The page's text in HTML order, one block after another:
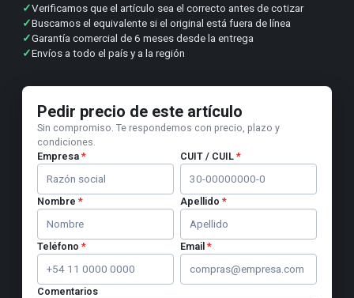
✓Verificamos que el artículo sea el correcto antes de cotizar
✓Buscamos el equivalente si el original está fuera de línea
✓Garantía comercial de 6 meses desde la entrega
✓Envíos a todo el país y a la región
Pedir precio de este artículo
Sin compromiso. Te respondemos con precio, plazo y
condiciones.
Empresa * CUIT / CUIL *
Nombre * Apellido *
Teléfono * Email *
Comentarios